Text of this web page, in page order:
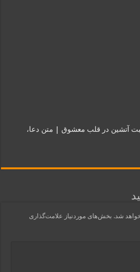
آتشین در قلب معشوق | متن دعا،
شد. بخش‌های موردنیاز علامت‌گذاری